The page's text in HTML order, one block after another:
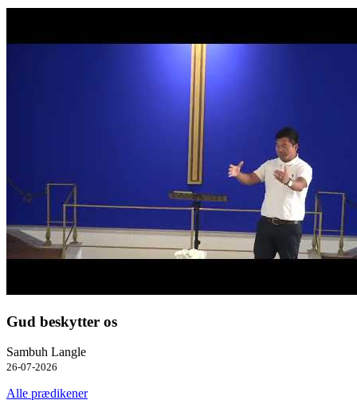
Gud beskytter os
Sambuh Langle
26-07-2026
Alle prædikener